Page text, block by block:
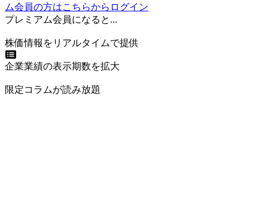
ム会員の方はこちらからログイン
プレミアム会員になると...
株価情報をリアルタイムで提供
企業業績の表示期数を拡大
限定コラムが読み放題